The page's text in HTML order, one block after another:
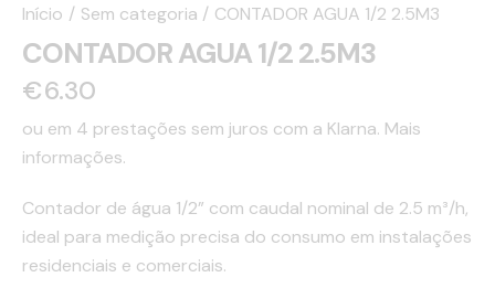
Início Sem categoria CONTADOR AGUA 1/2 2.5M3
CONTADOR AGUA 1/2 2.5M3
€6.30
ou em 4 prestações sem juros com a Klarna. Mais
informações.
Contador de água 1/2” com caudal nominal de 2.5 m³/h,
ideal para medição precisa do consumo em instalações
residenciais e comerciais.